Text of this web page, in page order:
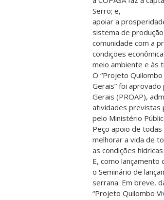
Serro; e,
apoiar a
sistema de
comunidade com a
condições
meio ambiente e às
O “Projeto
Gerais” foi
Gerais (PROAP),
atividades previstas
pelo Ministério
Peço apoio de
melhorar a vida de
as condições
E, como
o Seminário de
serrana. Em breve,
“Projeto Quilombo